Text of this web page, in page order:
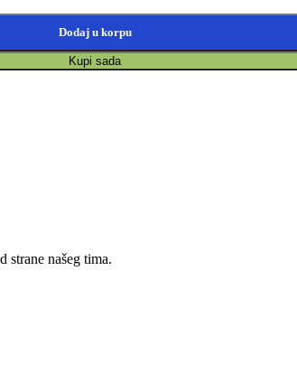
Dodaj u korpu
Kupi sada
strane našeg tima.